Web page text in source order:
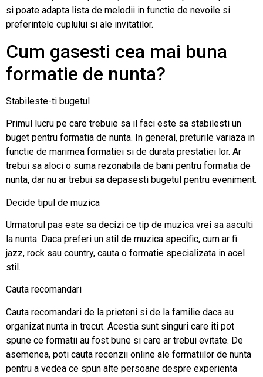
si poate adapta lista de melodii in functie de nevoile si
preferintele cuplului si ale invitatilor.
Cum gasesti cea mai buna
formatie de nunta?
Stabileste-ti bugetul
Primul lucru pe care trebuie sa il faci este sa stabilesti un
buget pentru formatia de nunta. In general, preturile variaza in
functie de marimea formatiei si de durata prestatiei lor. Ar
trebui sa aloci o suma rezonabila de bani pentru formatia de
nunta, dar nu ar trebui sa depasesti bugetul pentru eveniment.
Decide tipul de muzica
Urmatorul pas este sa decizi ce tip de muzica vrei sa asculti
la nunta. Daca preferi un stil de muzica specific, cum ar fi
jazz, rock sau country, cauta o formatie specializata in acel
stil.
Cauta recomandari
Cauta recomandari de la prieteni si de la familie daca au
organizat nunta in trecut. Acestia sunt singuri care iti pot
spune ce formatii au fost bune si care ar trebui evitate. De
asemenea, poti cauta recenzii online ale formatiilor de nunta
pentru a vedea ce spun alte persoane despre experienta